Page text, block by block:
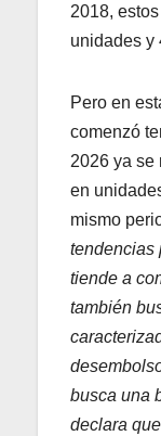
2018,
unidades y
Pero en
comenzó
2026 ya se
en
mismo
tendencias
tiende a
también
busca una
declara